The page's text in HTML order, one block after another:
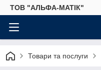
ТОВ "АЛЬФА-МАТІК"
Товари та послуги